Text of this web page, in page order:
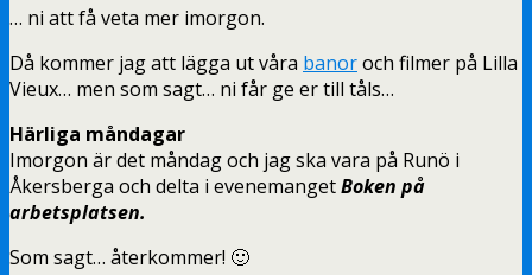
… ni att få veta mer imorgon.
Då kommer jag att lägga ut våra banoroch filmer på Lilla
Vieux… men som sagt… ni får ge er till tåls…
Härliga måndagar
Imorgon är det måndag och jag ska vara på Runö i
Åkersberga och delta i evenemangetBoken på
arbetsplatsen.
Som sagt… återkommer! 🙂